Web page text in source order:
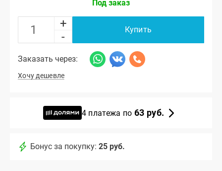
Под заказ
+
-
Купить
Заказать через:
Хочу дешевле
4 платежа по 63 руб.
Бонус за покупку: 25 руб.